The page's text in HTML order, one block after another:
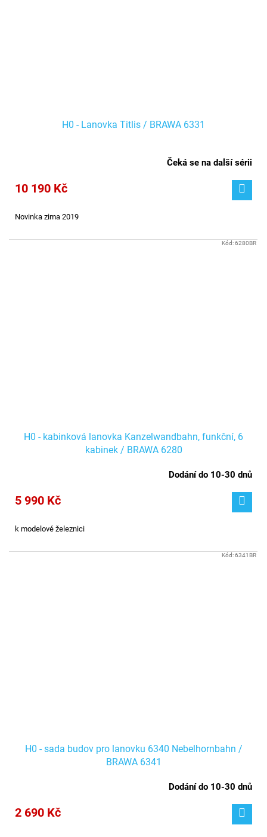
H0 - Lanovka Titlis / BRAWA 6331
Čeká se na další sérii
10 190 Kč
Novinka zima 2019
H0 - kabinková lanovka Kanzelwandbahn, funkční, 6
kabinek / BRAWA 6280
Dodání do 10-30 dnů
5 990 Kč
k modelové železnici
Kód:6280BR
H0 - sada budov pro lanovku 6340 Nebelhornbahn /
BRAWA 6341
Dodání do 10-30 dnů
2 690 Kč
Kód:6341BR